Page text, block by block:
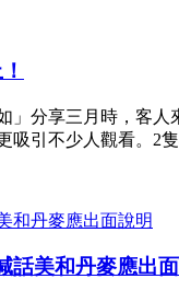
分享三月時，客人
吸引不少人觀看。2
話美和丹麥應出